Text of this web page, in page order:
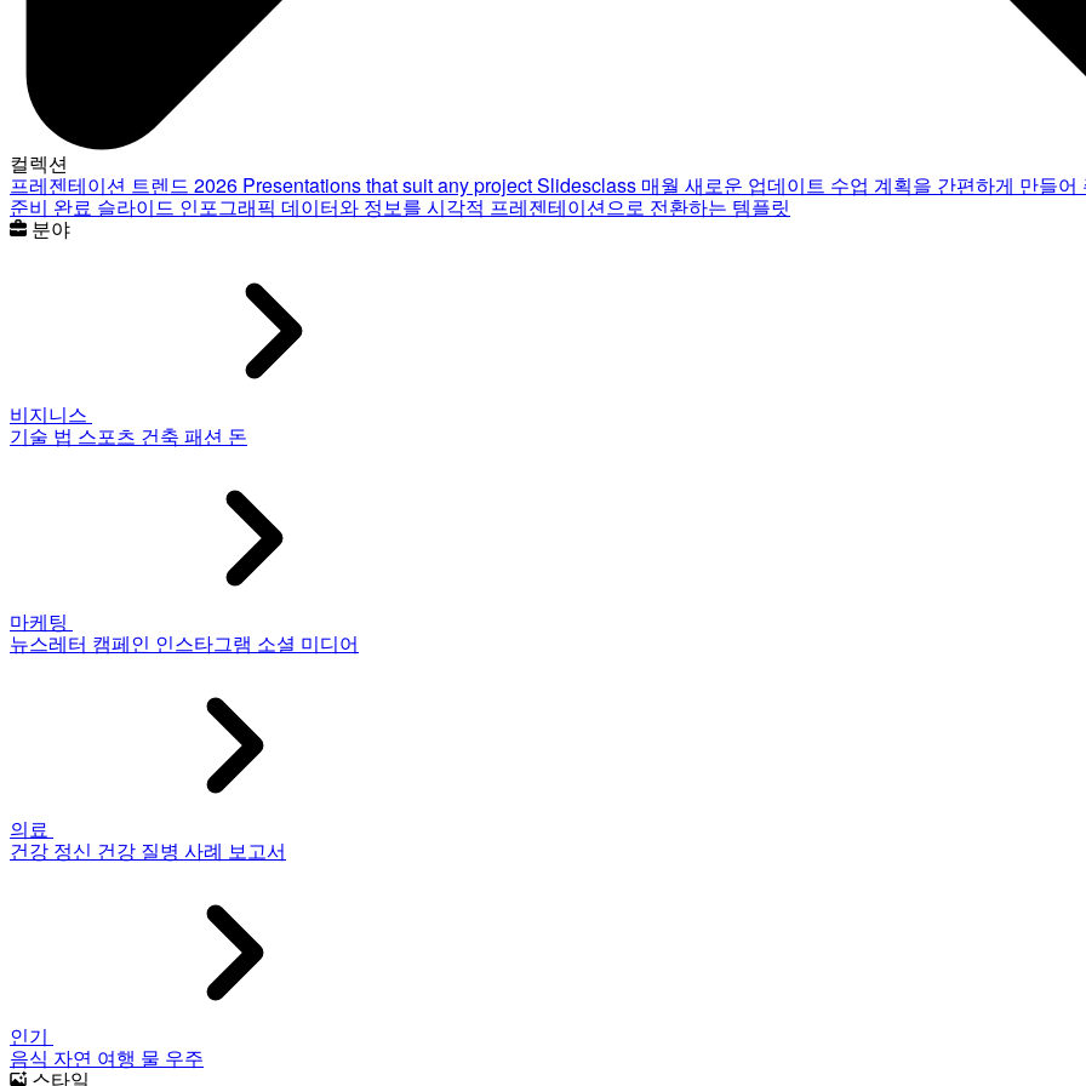
컬렉션
프레젠테이션 트렌드 2026 Presentations that suit any projectSlidesclass 매월 새로운 업데이트 수업 계획을 간편하게 만들
준비 완료 슬라이드 인포그래픽 데이터와 정보를 시각적 프레젠테이션으로 전환하는 템플릿
분야
비지니스
기술 법 스포츠 건축 패션 돈
마케팅
뉴스레터 캠페인 인스타그램 소셜 미디어
의료
건강 정신 건강 질병 사례 보고서
인기
음식 자연 여행 물 우주
스타일